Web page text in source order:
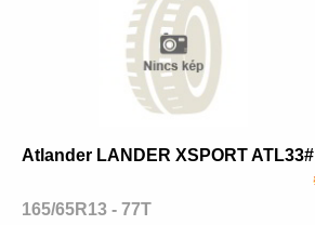
Atlander LANDER XSPORT ATL33#
165/65R13 - 77T